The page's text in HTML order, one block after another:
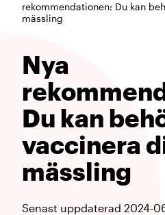
rekommendationen: Du kan
mässling
Nya
Du kan
vaccinera
mässling
Senast uppdaterad 2024-